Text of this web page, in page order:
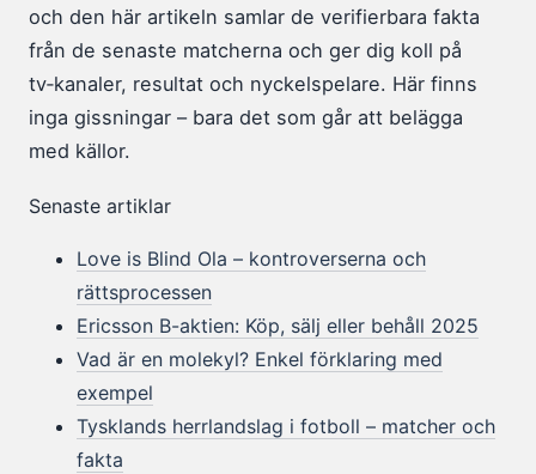
och den här artikeln samlar de verifierbara fakta
från de senaste matcherna och ger dig koll på
tv‑kanaler, resultat och nyckelspelare. Här finns
inga gissningar – bara det som går att belägga
med källor.
Senaste artiklar
Love is Blind Ola – kontroverserna och
rättsprocessen
Ericsson B-aktien: Köp, sälj eller behåll 2025
Vad är en molekyl? Enkel förklaring med
exempel
Tysklands herrlandslag i fotboll – matcher och
fakta